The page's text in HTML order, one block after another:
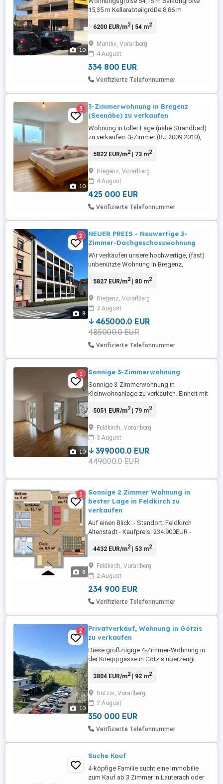
10
15,35 m Kellerabteilgröße 8,86 m
monatliche Betriebskosten: Whg 172,36
monatliche Rücklagen: Wohnung 55,47 +
TG-PLatz 5,46 1. Obergeschoß
kostengünstige Erdwärmepumpe +
6200 EUR/m2| 54 m2
Muntlix, Vorarlberg
4 August
334 800 EUR
Verifizierte Telefonnummer
10
3
3-Zimmerwohnung in Bregenz
(Seenähe) zu verkaufen
Wohnung in toller Lage (nähe Strandbad)
zu verkaufen: 3-Zimmer (BJ 2009 2010),
Kellerabteil ca 6m2 sowie eigenem
Wohnung befindet sich in einem guten
Zustand und wird derzeit vermietet.
Strandbad Seepromenade Bahnhof ist
5822 EUR/m2| 73 m2
Bregenz, Vorarlberg
4 August
425 000 EUR
Verifizierte Telefonnummer
8
2
NEUER PREIS - Neuwertige 3-
Zimmer-Dachgeschosswohnung
Wir verkaufen unsere hochwertige, (fast)
unbenützte Wohnung in Bregenz,
Stadtzentrum, Bahnhof und Bodensee).
behindertengerecht ausgestattet, der
Balkon ist südseitig ausgerichtet. Die
moderne Küche, das Kellerabteil und der
...
5827 EUR/m2| 80 m2
Bregenz, Vorarlberg
3 August
465000.0 EUR
485000.0 EUR
Verifizierte Telefonnummer
10
1 Sonnige 3-Zimmerwohnung
Sonnige 3-Zimmerwohnung in
Kleinwohnanlage zu verkaufen. Einheit mit
Aussenbereich) fix im Grundbuch zugeteilt
Carport günstige Betriebskosten 204,-
kaufen und einziehen -> muss nichts
gemacht werden! Bushaltestelle, ...
5051 EUR/m2| 79 m2
Feldkirch, Vorarlberg
3 August
399000.0 EUR
449000.0 EUR
8
1
Sonnige 2 Zimmer Wohnung in
bester Lage in Feldkirch zu
verkaufen
Auf einen Blick: - Standort: Feldkirch
Altenstadt - Kaufpreis: 234.900EUR -
Maklergebühren - Wohnfläche: 53m2 -
5.000EUR (Einbauküche mit Elektrogeräten
& Markise) Komplettsanierung Wohnung:
2019 - Bad mit Badewanne ...
4432 EUR/m2| 53 m2
Feldkirch, Vorarlberg
2 August
234 900 EUR
Verifizierte Telefonnummer
10
2
Privatverkauf, Wohnung in Götzis
zu verkaufen
Diese großzügige 4-Zimmer-Wohnung in
der Kneippgasse in Götzis überzeugt
durchdachter Raumaufteilung, sonniger
Mit einer Wohnfläche von ca. 92 m sowie
einem zusätzlichen Balkon von ca. 10 m
bietet sie reichlich Platz für Familien, ...
3804 EUR/m2| 92 m2
Götzis, Vorarlberg
2 August
350 000 EUR
Verifizierte Telefonnummer
Suche Kauf
4-köpfige Familie sucht eine Immobilie
zum Kauf ab 3 Zimmer in Lauterach oder